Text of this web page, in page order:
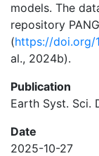
models. The
repository
(https://doi.org/
al., 2024b).
Publication
Earth Syst. Sci.
Date
2025-10-27